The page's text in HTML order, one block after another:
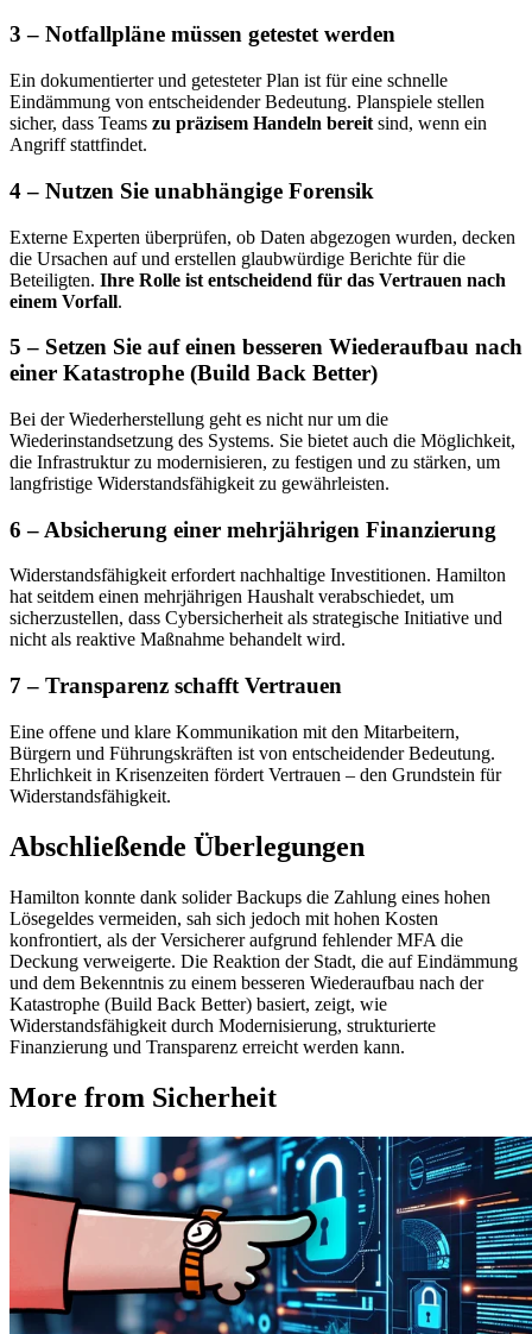
3 – Notfallpläne müssen getestet werden
Ein dokumentierter und getesteter Plan ist für eine schnelle
Eindämmung von entscheidender Bedeutung. Planspiele stellen
sicher, dass Teams zu präzisem Handeln bereit sind, wenn ein
Angriff stattfindet.
4 – Nutzen Sie unabhängige Forensik
Externe Experten überprüfen, ob Daten abgezogen wurden, decken
die Ursachen auf und erstellen glaubwürdige Berichte für die
Beteiligten. Ihre Rolle ist entscheidend für das Vertrauen nach
einem Vorfall.
5 – Setzen Sie auf einen besseren Wiederaufbau nach
einer Katastrophe (Build Back Better)
Bei der Wiederherstellung geht es nicht nur um die
Wiederinstandsetzung des Systems. Sie bietet auch die Möglichkeit,
die Infrastruktur zu modernisieren, zu festigen und zu stärken, um
langfristige Widerstandsfähigkeit zu gewährleisten.
6 – Absicherung einer mehrjährigen Finanzierung
Widerstandsfähigkeit erfordert nachhaltige Investitionen. Hamilton
hat seitdem einen mehrjährigen Haushalt verabschiedet, um
sicherzustellen, dass Cybersicherheit als strategische Initiative und
nicht als reaktive Maßnahme behandelt wird.
7 – Transparenz schafft Vertrauen
Eine offene und klare Kommunikation mit den Mitarbeitern,
Bürgern und Führungskräften ist von entscheidender Bedeutung.
Ehrlichkeit in Krisenzeiten fördert Vertrauen – den Grundstein für
Widerstandsfähigkeit.
Abschließende Überlegungen
Hamilton konnte dank solider Backups die Zahlung eines hohen
Lösegeldes vermeiden, sah sich jedoch mit hohen Kosten
konfrontiert, als der Versicherer aufgrund fehlender MFA die
Deckung verweigerte. Die Reaktion der Stadt, die auf Eindämmung
und dem Bekenntnis zu einem besseren Wiederaufbau nach der
Katastrophe (Build Back Better) basiert, zeigt, wie
Widerstandsfähigkeit durch Modernisierung, strukturierte
Finanzierung und Transparenz erreicht werden kann.
More from Sicherheit